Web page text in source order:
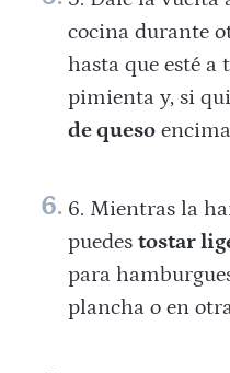
cocina durante
hasta que esté a
pimienta y, si
de quesoencima
Mientras la
puedes tostar
para
plancha o en